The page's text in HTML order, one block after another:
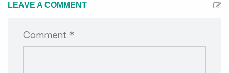
LEAVE A COMMENT
Comment *